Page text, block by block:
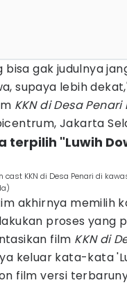
bisa gak judulnya
supaya lebih
KKN di Desa
Jakarta
terpilih "Luwih
cast KKN di Desa Penari di
akhirnya memilih
proses yang
film KKN di
keluar kata-kata
film versi